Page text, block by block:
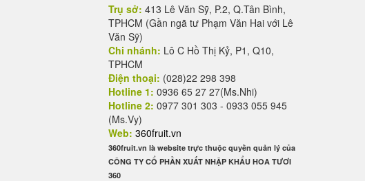
Trụ sở: 413 Lê Văn Sỹ, P.2, Q.Tân Bình,
TPHCM (Gần ngã tư Phạm Văn Hai với Lê
Văn Sỹ)
Chi nhánh: Lô C Hồ Thị Kỷ, P1, Q10,
TPHCM
Điện thoại: (028)22 298 398
Hotline 1: 0936 65 27 27(Ms.Nhi)
Hotline 2: 0977 301 303 - 0933 055 945
(Ms.Vy)
Web: 360fruit.vn
360fruit.vn là website trực thuộc quyền quản lý của
CÔNG TY CỔ PHẦN XUẤT NHẬP KHẨU HOA TƯƠI
360